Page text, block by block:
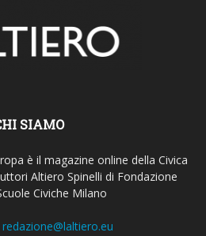
SIAMO
è il magazine online della Civica
Altiero Spinelli di Fondazione
Civiche Milano
redazione@laltiero.eu